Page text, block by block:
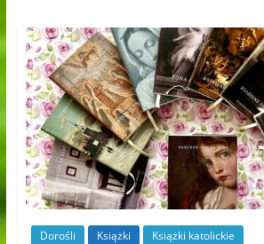
Dorośli Książki Książki katolickie